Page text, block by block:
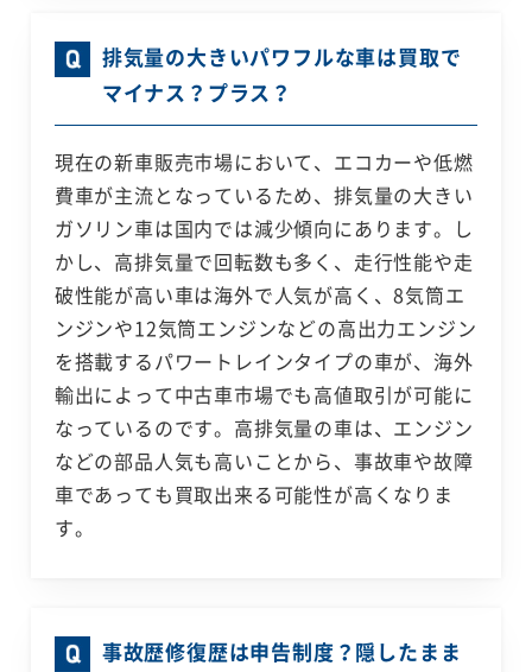
排気量の大きいパワフルな車は買取で
マイナス？プラス？
現在の新車販売市場において、エコカーや低燃
費車が主流となっているため、排気量の大きい
ガソリン車は国内では減少傾向にあります。し
かし、高排気量で回転数も多く、走行性能や走
破性能が高い車は海外で人気が高く、8気筒エ
ンジンや12気筒エンジンなどの高出力エンジン
を搭載するパワートレインタイプの車が、海外
輸出によって中古車市場でも高値取引が可能に
なっているのです。高排気量の車は、エンジン
などの部品人気も高いことから、事故車や故障
車であっても買取出来る可能性が高くなりま
す。
事故歴修復歴は申告制度？隠したまま